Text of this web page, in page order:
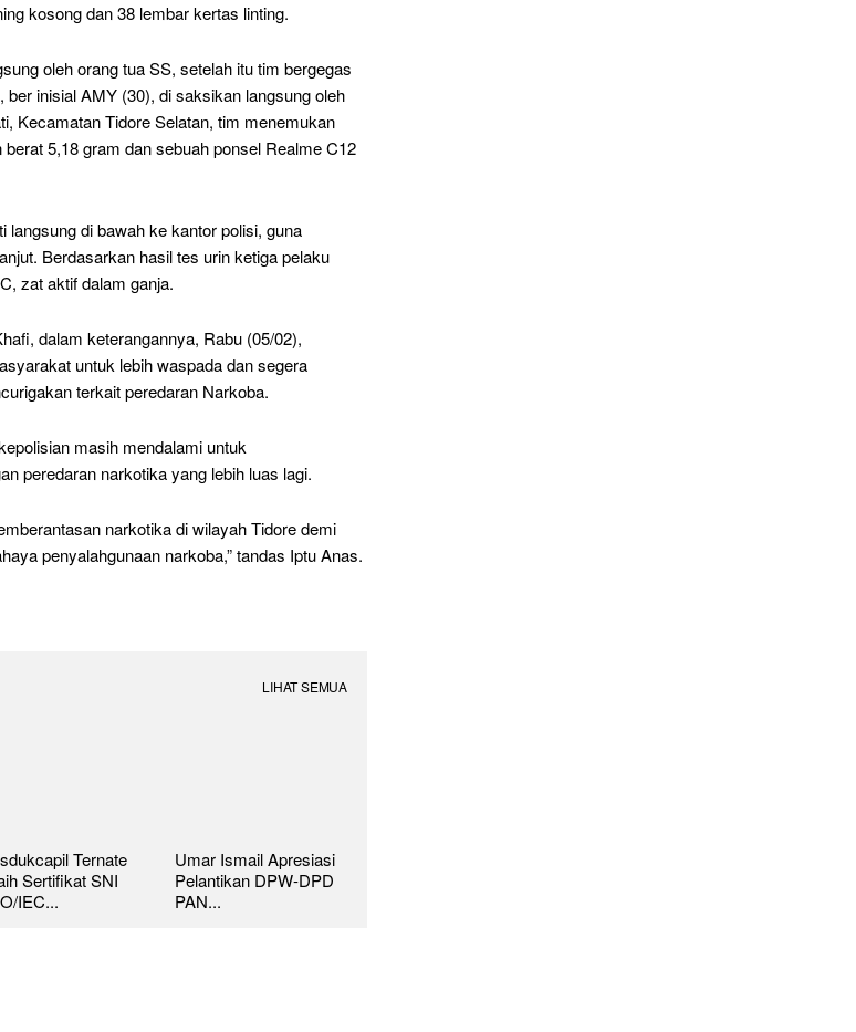
kosong dan 38 lembar kertas linting.
oleh orang tua SS, setelah itu tim bergegas
ber inisial AMY (30), di saksikan langsung oleh
Kecamatan Tidore Selatan, tim menemukan
5,18 gram dan sebuah ponsel Realme C12
langsung di bawah ke kantor polisi, guna
Berdasarkan hasil tes urin ketiga pelaku
zat aktif dalam ganja.
dalam keterangannya, Rabu (05/02),
untuk lebih waspada dan segera
terkait peredaran Narkoba.
masih mendalami untuk
peredaran narkotika yang lebih luas lagi.
narkotika di wilayah Tidore demi
penyalahgunaan narkoba,” tandas Iptu Anas.
LIHAT SEMUA
Ternate
Sertifikat SNI
IEC...
Umar Ismail Apresiasi
Pelantikan DPW-DPD
PAN...